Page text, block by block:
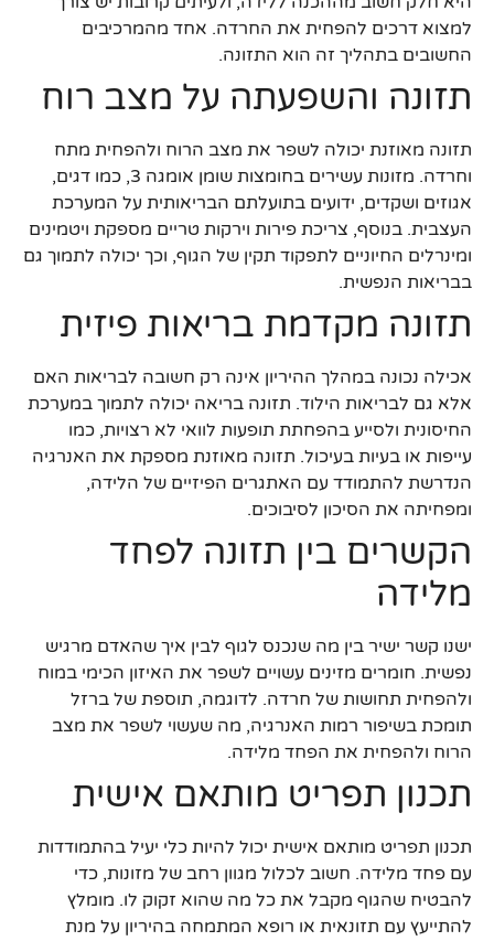
למצוא דרכים להפחית את החרדה. אחד מהמרכיבים
החשובים בתהליך זה הוא התזונה.
תזונה והשפעתה על מצב רוח
תזונה מאוזנת יכולה לשפר את מצב הרוח ולהפחית מתח
וחרדה. מזונות עשירים בחומצות שומן אומגה 3, כמו דגים,
אגוזים ושקדים, ידועים בתועלתם הבריאותית על המערכת
העצבית. בנוסף, צריכת פירות וירקות טריים מספקת ויטמינים
ומינרלים החיוניים לתפקוד תקין של הגוף, וכך יכולה לתמוך גם
בבריאות הנפשית.
תזונה מקדמת בריאות פיזית
אכילה נכונה במהלך ההיריון אינה רק חשובה לבריאות האם
אלא גם לבריאות הילוד. תזונה בריאה יכולה לתמוך במערכת
החיסונית ולסייע בהפחתת תופעות לוואי לא רצויות, כמו
עייפות או בעיות בעיכול. תזונה מאוזנת מספקת את האנרגיה
הנדרשת להתמודד עם האתגרים הפיזיים של הלידה,
ומפחיתה את הסיכון לסיבוכים.
הקשרים בין תזונה לפחד
מלידה
ישנו קשר ישיר בין מה שנכנס לגוף לבין איך שהאדם מרגיש
נפשית. חומרים מזינים עשויים לשפר את האיזון הכימי במוח
ולהפחית תחושות של חרדה. לדוגמה, תוספת של ברזל
תומכת בשיפור רמות האנרגיה, מה שעשוי לשפר את מצב
הרוח ולהפחית את הפחד מלידה.
תכנון תפריט מותאם אישית
תכנון תפריט מותאם אישית יכול להיות כלי יעיל בהתמודדות
עם פחד מלידה. חשוב לכלול מגוון רחב של מזונות, כדי
להבטיח שהגוף מקבל את כל מה שהוא זקוק לו. מומלץ
להתייעץ עם תזונאית או רופא המתמחה בהיריון על מנת